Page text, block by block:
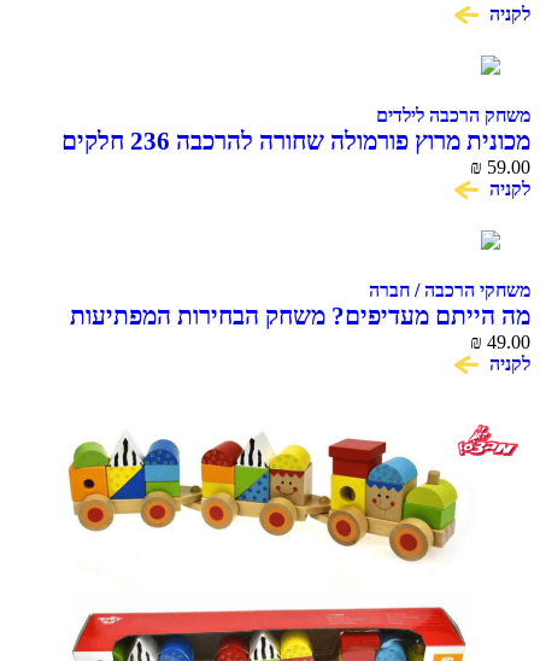
לקניה
משחק הרכבה לילדים
מכונית מרוץ פורמולה שחורה להרכבה 236 חלקים
COME ALIVE MACHINA
₪ 59.00
לקניה
משחקי הרכבה / חברה
מה הייתם מעדיפים? משחק הבחירות המפתיעות
והמצחיקות
₪ 49.00
לקניה